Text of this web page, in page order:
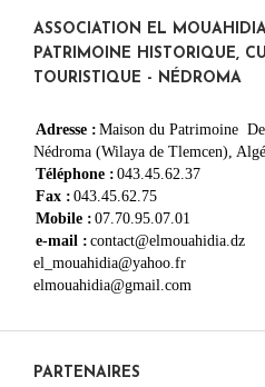
ASSOCIATION EL
PATRIMOINE HISTORIQUE,
TOURISTIQUE - NÉDROMA
Adresse : Maison du Patrimoine
Nédroma (Wilaya de Tlemcen),
Téléphone : 043.45.62.37
Fax : 043.45.62.75
Mobile : 07.70.95.07.01
e-mail : contact@elmouahidia.dz
el_mouahidia@yahoo.fr
elmouahidia@gmail.com
PARTENAIRES